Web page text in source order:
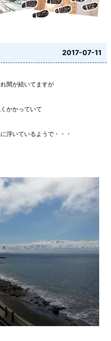
2017-07-11
間が続いてますが
かかっていて
浮いているようで・・・